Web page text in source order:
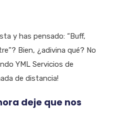
y has pensado: “Buff,
Bien, ¿adivina qué? No
YML Servicios de
de distancia!
deje que nos